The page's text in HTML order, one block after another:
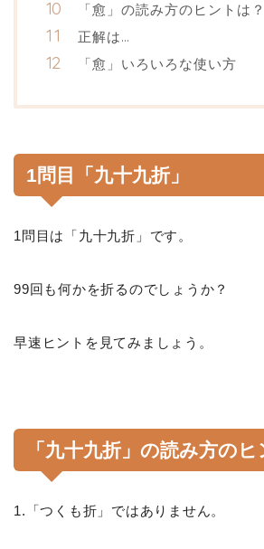
「愈」の読み方のヒントは？
正解は…
「愈」いろいろな使い方
1問目「九十九折」
1問目は「九十九折」です。
99回も何かを折るのでしょうか？
早速ヒントを見てみましょう。
「九十九折」の読み方のヒ
1.「つくも折」ではありません。